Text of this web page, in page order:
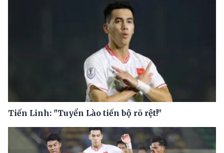
Tiến Linh: "Tuyển Lào tiến bộ rõ rệt!"